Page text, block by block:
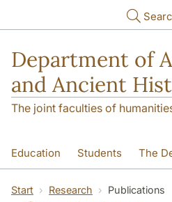
Department of
and Ancient
The joint faculties of
Education Students The
Research Contact
Start Research
Publications